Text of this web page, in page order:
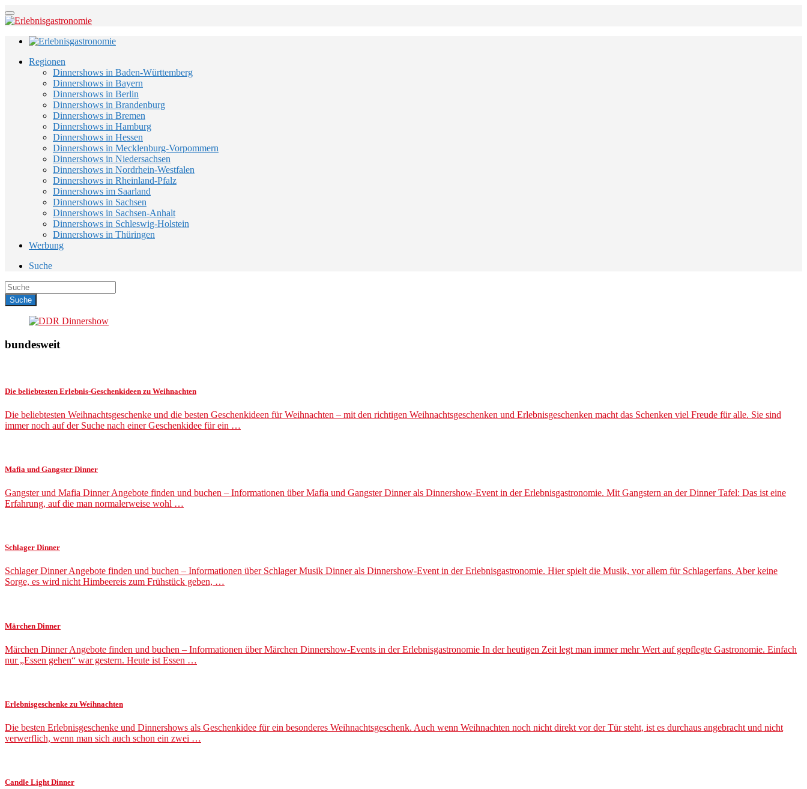
Regionen
Dinnershows in Baden-Württemberg
Dinnershows in Bayern
Dinnershows in Berlin
Dinnershows in Brandenburg
Dinnershows in Bremen
Dinnershows in Hamburg
Dinnershows in Hessen
Dinnershows in Mecklenburg-Vorpommern
Dinnershows in Niedersachsen
Dinnershows in Nordrhein-Westfalen
Dinnershows in Rheinland-Pfalz
Dinnershows im Saarland
Dinnershows in Sachsen
Dinnershows in Sachsen-Anhalt
Dinnershows in Schleswig-Holstein
Dinnershows in Thüringen
Werbung
Suche
bundesweit
Die beliebtesten Erlebnis-Geschenkideen zu Weihnachten
Die beliebtesten Weihnachtsgeschenke und die besten Geschenkideen für Weihnachten – mit den richtigen Weihnachtsgeschenken und Erlebnisgeschenken macht das Schenken viel Freude für alle. Sie sind
immer noch auf der Suche nach einer Geschenkidee für ein …
Mafia und Gangster Dinner
Gangster und Mafia Dinner Angebote finden und buchen – Informationen über Mafia und Gangster Dinner als Dinnershow-Event in der Erlebnisgastronomie. Mit Gangstern an der Dinner Tafel: Das ist eine
Erfahrung, auf die man normalerweise wohl …
Schlager Dinner
Schlager Dinner Angebote finden und buchen – Informationen über Schlager Musik Dinner als Dinnershow-Event in der Erlebnisgastronomie. Hier spielt die Musik, vor allem für Schlagerfans. Aber keine
Sorge, es wird nicht Himbeereis zum Frühstück geben, …
Märchen Dinner
Märchen Dinner Angebote finden und buchen – Informationen über Märchen Dinnershow-Events in der Erlebnisgastronomie In der heutigen Zeit legt man immer mehr Wert auf gepflegte Gastronomie. Einfach
nur „Essen gehen“ war gestern. Heute ist Essen …
Erlebnisgeschenke zu Weihnachten
Die besten Erlebnisgeschenke und Dinnershows als Geschenkidee für ein besonderes Weihnachtsgeschenk. Auch wenn Weihnachten noch nicht direkt vor der Tür steht, ist es durchaus angebracht und nicht
verwerflich, wenn man sich auch schon ein zwei …
Candle Light Dinner